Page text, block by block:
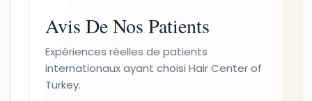
Avis De Nos Patients
Expériences réelles de patients
internationaux ayant choisi Hair Center of
Turkey.